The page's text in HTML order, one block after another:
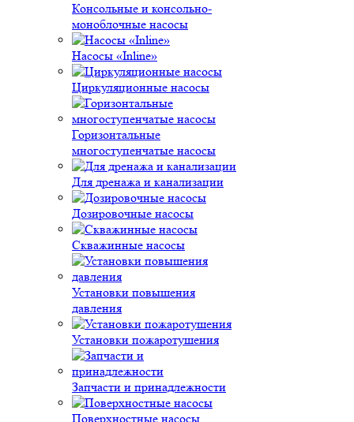
Консольные и консольно-
моноблочные насосы
Насосы «Inline»
Циркуляционные насосы
Горизонтальные
многоступенчатые насосы
Для дренажа и канализации
Дозировочные насосы
Скважинные насосы
Установки повышения
давления
Установки пожаротушения
Запчасти и принадлежности
Поверхностные насосы